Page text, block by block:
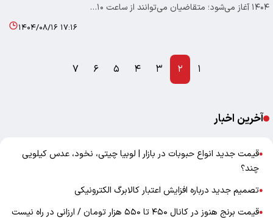
۱۴۰۴ آغاز می‌شود؛ متقاضیان می‌توانند از ساعت ۱۰…
۱۴۰۴/۰۸/۱۶ ۱۷:۱۶
۱ ۲ ۳ ۴ ۵ ۶ ۷
آخرین اخبار
●قیمت جدید انواع حبوبات در بازار | لوبیا چیتی، نخود، عدس کیلویی
چند؟
●تصمیم جدید درباره افزایش اعتبار کالابرگ الکترونیکی
●
قیمت برنج هنوز در کانال ۴۵۰ تا ۵۵۰ هزار تومان / ارزانی در راه نیست